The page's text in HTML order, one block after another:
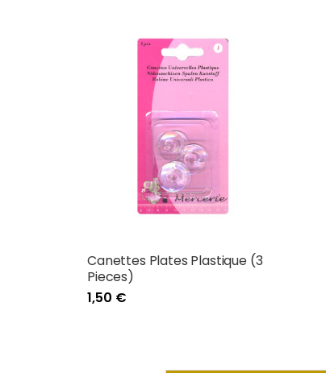
Canettes Plates Plastique (3
Pieces)
1,50 €